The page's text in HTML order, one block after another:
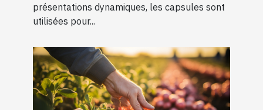
présentations dynamiques, les capsules sont
utilisées pour...